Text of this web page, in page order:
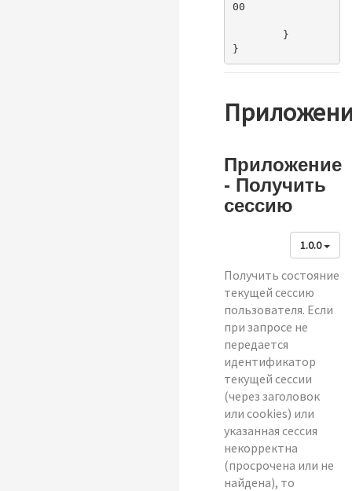
00
Приложение
- Получить
сессию
1.0.0
Получить состояние
текущей сессию
пользователя. Если
при запросе не
передается
идентификатор
текущей сессии
(через заголовок
или cookies) или
указанная сессия
некорректна
(просрочена или не
найдена), то